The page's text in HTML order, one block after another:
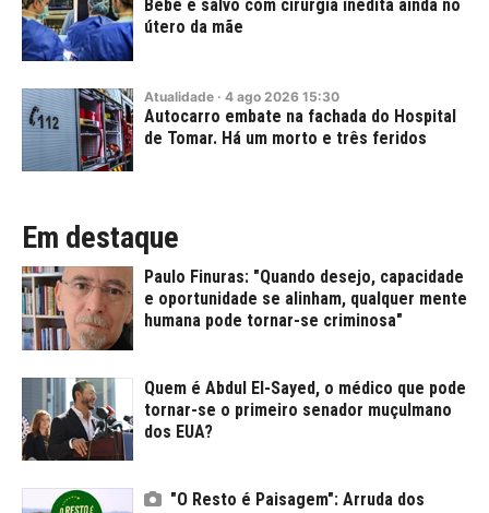
Bebé é salvo com cirurgia inédita ainda no
útero da mãe
Atualidade · 4 ago 2026 15:30
Autocarro embate na fachada do Hospital
de Tomar. Há um morto e três feridos
Em destaque
Paulo Finuras: "Quando desejo, capacidade
e oportunidade se alinham, qualquer mente
humana pode tornar-se criminosa"
Quem é Abdul El-Sayed, o médico que pode
tornar-se o primeiro senador muçulmano
dos EUA?
"O Resto é Paisagem": Arruda dos